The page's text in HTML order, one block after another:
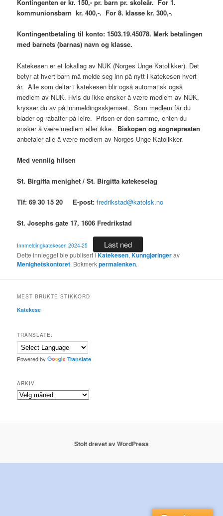
Kontingenten er kr. 150,- pr. barn pr. skoleår. For 1.
kommunionsbarn kr. 400,-. For 8. klasse kr. 300,-.
Kontingentbetaling til konto: 1503.19.45078. Merk betalingen
med barnets (barnas) navn og klasse.
Katekesen er et lokallag av NUK (Norges Unge Katolikker). Det
betyr at hvert barn må melde seg inn på nytt i katekesen hvert
år. Alle som deltar i katekesen blir også automatisk også
medlem av NUK. Hvis du ikke ønsker å være medlem av NUK,
krysser du av på innmeldingsskjemaet. Som medlem får du
blader og rabatter på leire. Prisen er den samme, enten du
ønsker å være medlem eller ikke. Biskopen og sognepresten
anbefaler alle å være medlem av Norges Unge Katolikker.
Med vennlig hilsen
St. Birgitta menighet / St. Birgitta katekeselag
Tlf: 69 30 15 20 E-post: fredrikstad@katolsk.no
St. Josephs gate 17, 1606 Fredrikstad
Innmeldingkatekesen 2024-25 Last ned
Dette innlegget ble publisert iKatekesen,Kunngjøringerav
Menighetskontoret. Bokmerkpermalenken.
MEST BRUKTE STIKKORD
Katekese
TRANSLATE:
Powered by Translate
ARKIV
Arkiv
Stolt drevet av WordPress